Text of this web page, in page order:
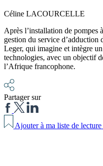
Céline LACOURCELLE
Après l’installation de pompes
gestion du service d’adduction
Leger, qui imagine et intègre
technologies, avec un objectif
l’Afrique francophone.
Partager sur
Ajouter à ma liste de lecture